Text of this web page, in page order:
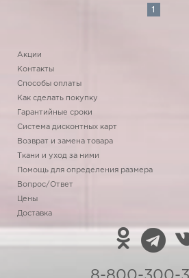
1
Акции
Контакты
Способы оплаты
Как сделать покупку
Гарантийные сроки
Система дисконтных карт
Возврат и замена товара
Ткани и уход за ними
Помощь для определения размера
Вопрос/Ответ
Цены
Доставка